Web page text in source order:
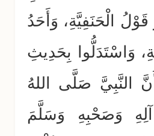
قَوْلُ الْحَنَفِيَّةِ، وَأَحَدُ
وَاسْتَدَلُّوا بِحَدِيثِ
النَّبِيَّ صَلَّى اللهُ
وَصَحْبِهِ وَسَلَّمَ